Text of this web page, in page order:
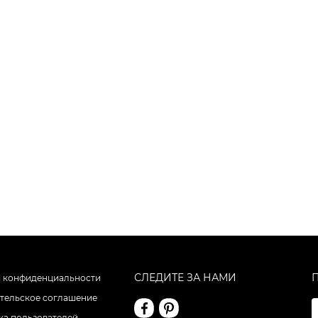
конфиденциальности
соглашение
СЛЕДИТЕ ЗА НАМИ